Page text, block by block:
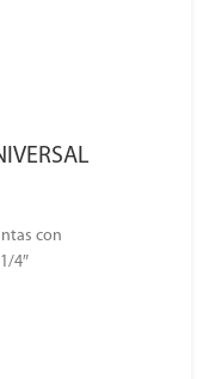
con
4″